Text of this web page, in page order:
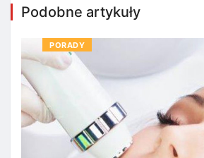
Podobne artykuły
PORADY